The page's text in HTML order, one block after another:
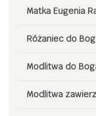
Matka Eugenia
Różaniec do
Modlitwa do
Modlitwa